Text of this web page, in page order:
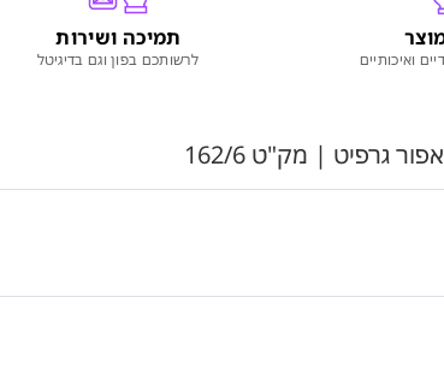
ואיכותיים
תמיכה ושירות
לרשותכם בפון וגם בדיגיטל